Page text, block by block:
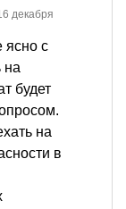
декабря
ясно с
на
будет
на
в